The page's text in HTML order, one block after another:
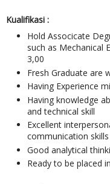
Kualifikasi :
Hold Associcate
such as Mechanical
3,00
Fresh Graduate are
Having Experience
Having knowledge
and technical skill
Excellent
communication skills
Good analytical
Ready to be placed